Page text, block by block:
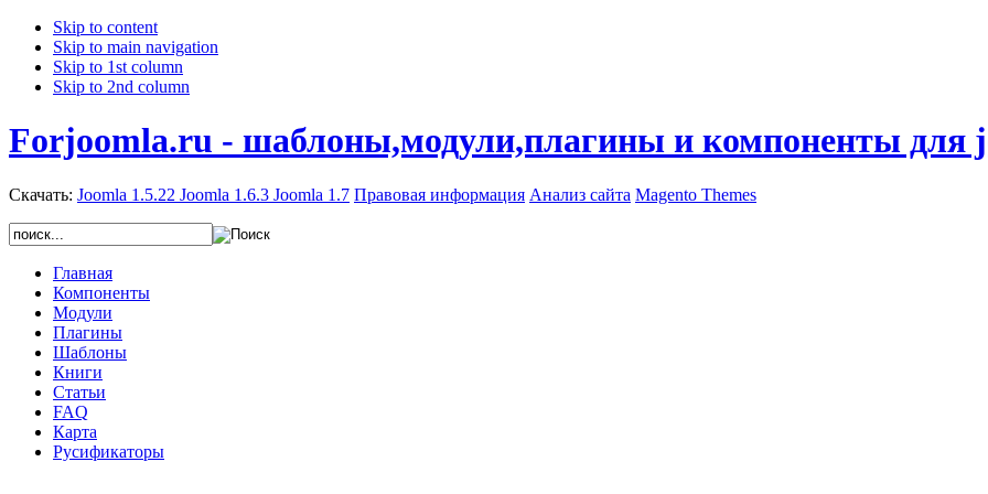
Skip to content
Skip to main navigation
Skip to 1st column
Skip to 2nd column
Forjoomla.ru - шаблоны,модули,плагины и компоненты для
Скачать: Joomla 1.5.22 Joomla 1.6.3 Joomla 1.7 Правовая информация Анализ сайта Magento Themes
Главная
Компоненты
Модули
Плагины
Шаблоны
Книги
Статьи
FAQ
Карта
Русификаторы